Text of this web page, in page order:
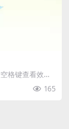
格键查看效果
165